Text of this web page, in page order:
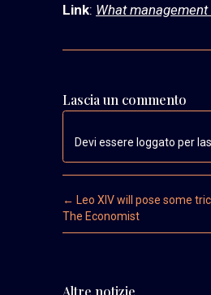
Link: What management
Lascia un commento
Devi essere loggato per
Post navigation
← Leo XIV will pose some
The Economist
Altre notizie